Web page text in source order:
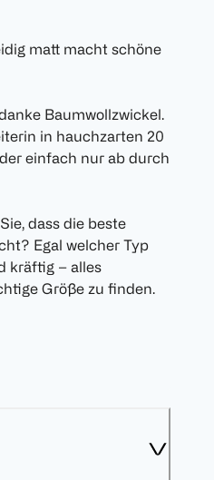
matt macht schöne
Baumwollzwickel.
in hauchzarten 20
einfach nur ab durch
dass die beste
Egal welcher Typ
kräftig – alles
Größe zu finden.